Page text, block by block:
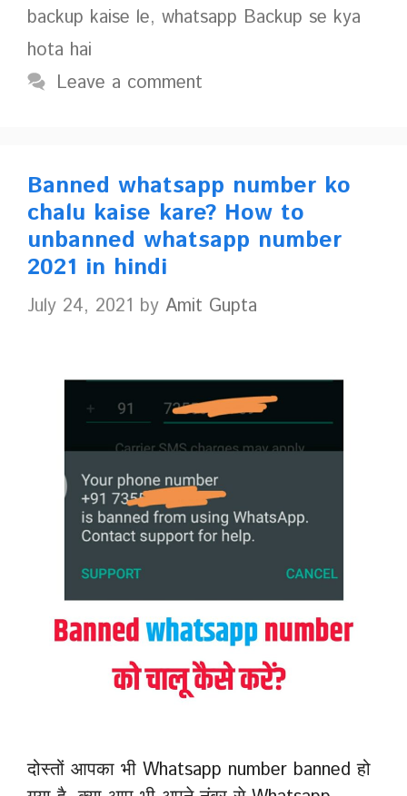
backup kaise le, whatsapp Backup se kya
hota hai
Leave a comment
Banned whatsapp number ko
chalu kaise kare? How to
unbanned whatsapp number
2021 in hindi
July 24, 2021 by Amit Gupta
दोस्तों आपका भी Whatsapp number banned हो